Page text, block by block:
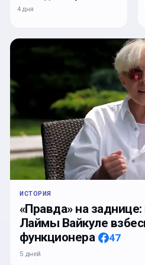
4 дня
ИСТОРИЯ
«Правда» на
Лаймы Вайкуле
функционера
47
5 дней